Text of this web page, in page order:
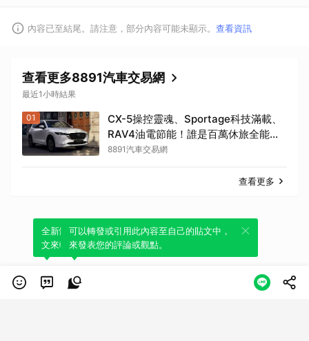
內容已至結尾。請注意，部分內容可能未顯示。 查看資訊
查看更多8891汽車交易網
最近1小時結果
01
CX-5操控靈魂、Sportage科技滿載、
RAV4油電節能！誰是百萬休旅全能
王？
8891汽車交易網
查看更多
全新體驗！一鍵引用此內容，透過發布貼
文來輕鬆表達個人立場。
可以轉發或引用此內容至自己的貼文中，
來發表您的評論或觀點。